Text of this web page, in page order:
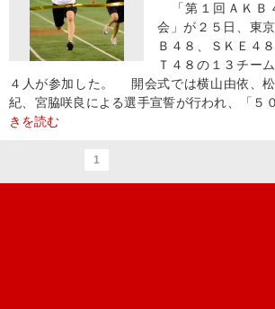
「第１回ＡＫＢ
会」が２５日、東
Ｂ４８、ＳＫＥ４
Ｔ４８の１３チー
４人が参加した。 開会式では横山由依、
紀、宮脇咲良による選手宣誓が行われ、「５
きを読む
1